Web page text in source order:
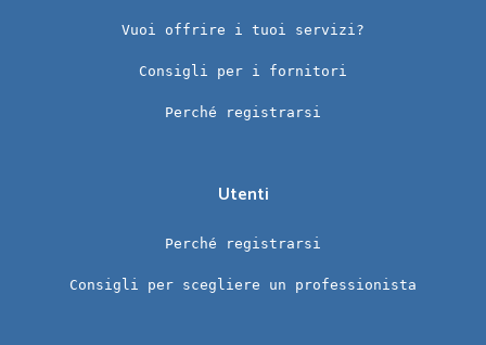
Vuoi offrire i tuoi servizi?
Consigli per i fornitori
Perché registrarsi
Utenti
Perché registrarsi
Consigli per scegliere un professionista